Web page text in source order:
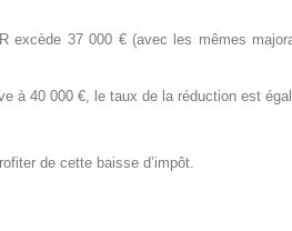
excède 37 000 € (avec les mêmes
à 40 000 €, le taux de la réduction est
de cette baisse d’impôt.